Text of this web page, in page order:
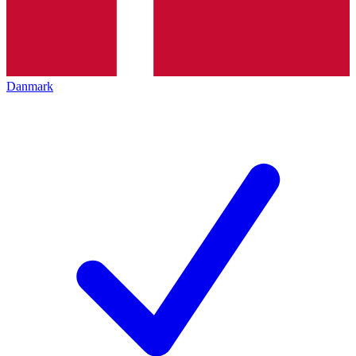
Danmark